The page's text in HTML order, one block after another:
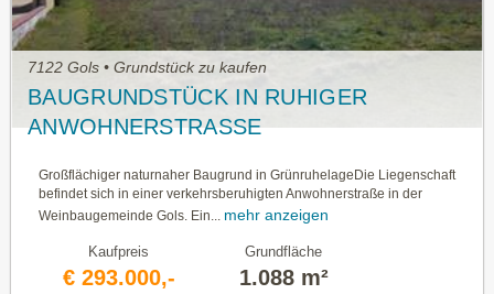
7122 Gols • Grundstück zu kaufen
BAUGRUNDSTÜCK IN RUHIGER
ANWOHNERSTRASSE
Großflächiger naturnaher Baugrund in GrünruhelageDie Liegenschaft
befindet sich in einer verkehrsberuhigten Anwohnerstraße in der
Weinbaugemeinde Gols. Ein... mehr anzeigen
Kaufpreis
€ 293.000,-
Grundfläche
1.088 m²